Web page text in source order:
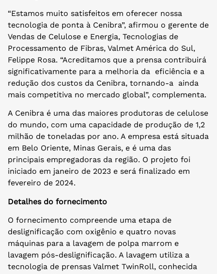
“Estamos muito satisfeitos em oferecer nossa
tecnologia de ponta à Cenibra”, afirmou o gerente de
Vendas de Celulose e Energia, Tecnologias de
Processamento de Fibras, Valmet América do Sul,
Felippe Rosa. “Acreditamos que a prensa contribuirá
significativamente para a melhoria da eficiência e a
redução dos custos da Cenibra, tornando-a ainda
mais competitiva no mercado global”, complementa.
A Cenibra é uma das maiores produtoras de celulose
do mundo, com uma capacidade de produção de 1,2
milhão de toneladas por ano. A empresa está situada
em Belo Oriente, Minas Gerais, e é uma das
principais empregadoras da região. O projeto foi
iniciado em janeiro de 2023 e será finalizado em
fevereiro de 2024.
Detalhes do fornecimento
O fornecimento compreende uma etapa de
deslignificação com oxigênio e quatro novas
máquinas para a lavagem de polpa marrom e
lavagem pós-deslignificação. A lavagem utiliza a
tecnologia de prensas Valmet TwinRoll, conhecida